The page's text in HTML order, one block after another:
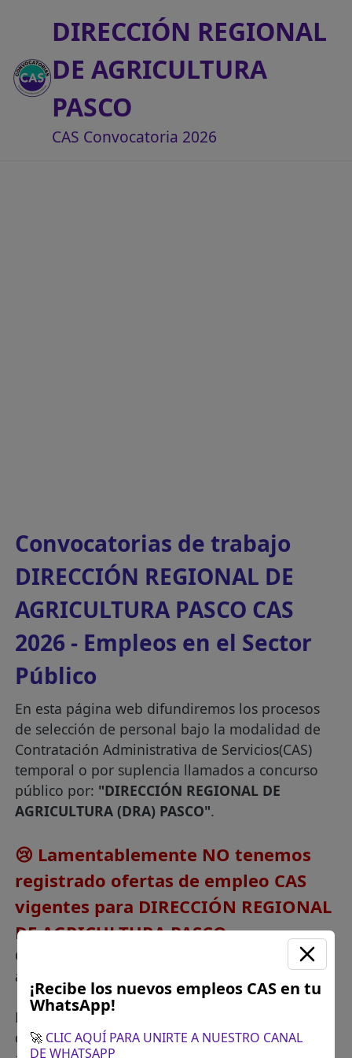
DIRECCIÓN REGIONAL
DE AGRICULTURA
PASCO
CAS Convocatoria 2026
Convocatorias de trabajo
DIRECCIÓN REGIONAL DE
AGRICULTURA PASCO CAS
2026 - Empleos en el Sector
Público
En esta página web difundiremos los procesos
de selección de personal bajo la modalidad de
Contratación Administrativa de Servicios(CAS)
temporal o por suplencia llamados a concurso
público por: "DIRECCIÓN REGIONAL DE
AGRICULTURA (DRA) PASCO".
😢 Lamentablemente NO tenemos
registrado ofertas de empleo CAS
vigentes para DIRECCIÓN REGIONAL
DE AGRICULTURA PASCO
Cuando este disponible nuevas vacantes
actualizaremos esta página web.
Los siguientes son contrataciones de personal
que convocó esta entidad en semanas
¡Recibe los nuevos empleos CAS en tu
WhatsApp!
🚀 CLIC AQUÍ PARA UNIRTE A NUESTRO CANAL
DE WHATSAPP